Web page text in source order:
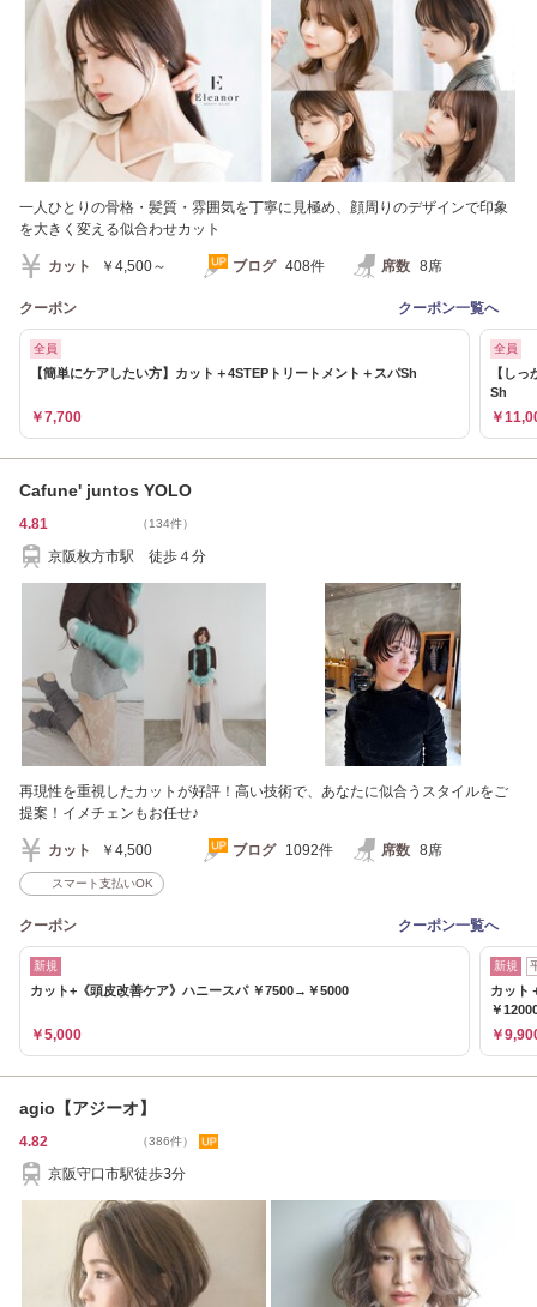
一人ひとりの骨格・髪質・雰囲気を丁寧に見極め、顔周りのデザインで印象
を大きく変える似合わせカット
カット ￥4,500～ ブログ 408件 席数 8席
クーポン クーポン一覧へ
全員
【簡単にケアしたい方】カット＋4STEPトリートメント＋スパSh
￥7,700
全員
【し
Sh
￥
Cafune' juntos YOLO
4.81 （134件）
京阪枚方市駅 徒歩４分
再現性を重視したカットが好評！高い技術で、あなたに似合うスタイルをご
提案！イメチェンもお任せ♪
カット ￥4,500 ブログ 1092件 席数 8席
スマート支払いOK
クーポン クーポン一覧へ
新規
カット+《頭皮改善ケア》ハニースパ ￥7500→￥5000
￥5,000
新規
カット
￥
￥
agio【アジーオ】
4.82 （386件）
京阪守口市駅徒歩3分